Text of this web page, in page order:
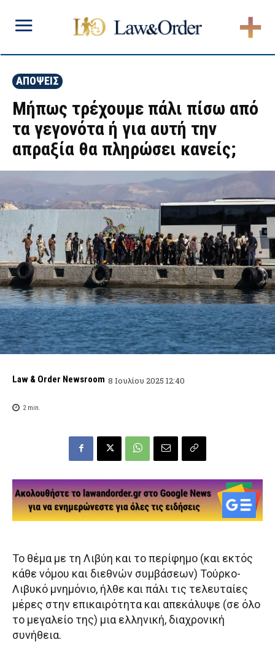
ΑΠΟΨΕΙΣ
Μήπως τρέχουμε πάλι πίσω από
τα γεγονότα ή για αυτή την
απραξία θα πληρώσει κανείς;
Law & Order Newsroom 8 Ιουλίου 2025 12:40
2min.
Το θέμα με τη Λιβύη και το περίφημο (και εκτός
κάθε νόμου και διεθνών συμβάσεων) Τούρκο-
Λιβυκό μνημόνιο, ήλθε και πάλι τις τελευταίες
μέρες στην επικαιρότητα και απεκάλυψε (σε όλο
το μεγαλείο της) μια ελληνική, διαχρονική
συνήθεια.